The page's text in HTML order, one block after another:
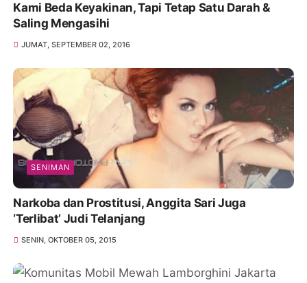
Kami Beda Keyakinan, Tapi Tetap Satu Darah &
Saling Mengasihi
JUMAT, SEPTEMBER 02, 2016
SENIMAN
Narkoba dan Prostitusi, Anggita Sari Juga
‘Terlibat’ Judi Telanjang
SENIN, OKTOBER 05, 2015